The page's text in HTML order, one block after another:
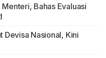
Bahas Evaluasi
Devisa Nasional, Kini